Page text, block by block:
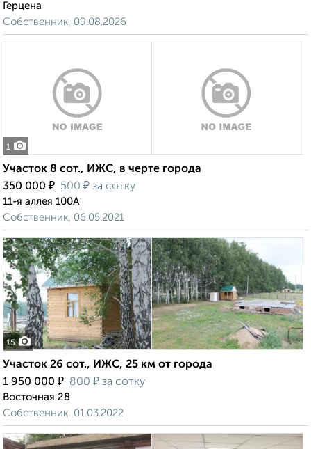
Герцена
Собственник, 09.08.2026
1
Участок 8 сот., ИЖС, в черте города
350 000 ₽ 500 ₽ за сотку
11-я аллея 100А
Собственник, 06.05.2021
15
Участок 26 сот., ИЖС, 25 км от города
1 950 000 ₽ 800 ₽ за сотку
Восточная 28
Собственник, 01.03.2022